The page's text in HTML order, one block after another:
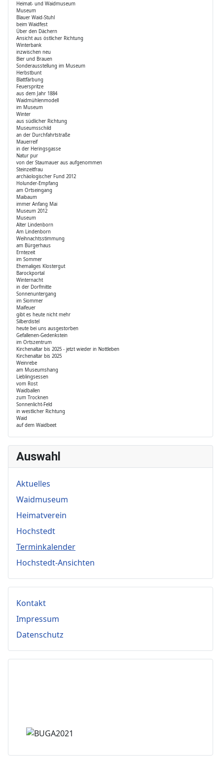
Heimat- und Waidmuseum
Museum
Blauer Waid-Stuhl
beim Waidfest
Über den Dächern
Ansicht aus östlicher Richtung
Winterbank
inzwischen neu
Bier und Brauen
Sonderausstellung im Museum
Herbstbunt
Blattfärbung
Feuerspritze
aus dem Jahr 1884
Waidmühlenmodell
im Museum
Winter
aus südlicher Richtung
Museumsschild
an der Durchfahrtstraße
Mauerreif
in der Heringsgasse
Natur pur
von der Staumauer aus aufgenommen
Steinzeitfrau
archäologischer Fund 2012
Holunder-Empfang
am Ortseingang
Maibaum
immer Anfang Mai
Museum 2012
Museum
Alter Lindenborn
Am Lindenborn
Weihnachtsstimmung
am Bürgerhaus
Erntezeit
im Sommer
Ehemaliges Klostergut
Barockportal
Winternacht
in der Dorfmitte
Sonnenuntergang
im Siommer
Maifeuer
gibt es heute nicht mehr
Silberdistel
heute bei uns ausgestorben
Gefallenen-Gedenkstein
im Ortszentrum
Kirchenaltar bis 2025 - jetzt wieder in Nottleben
Kirchenaltar bis 2025
Weinrebe
am Museumshang
Lieblingsessen
vom Rost
Waidballen
zum Trocknen
Sonnenlicht-Feld
in westlicher Richtung
Waid
auf dem Waidbeet
Auswahl
Aktuelles
Waidmuseum
Heimatverein
Hochstedt
Terminkalender
Hochstedt-Ansichten
Kontakt
Impressum
Datenschutz